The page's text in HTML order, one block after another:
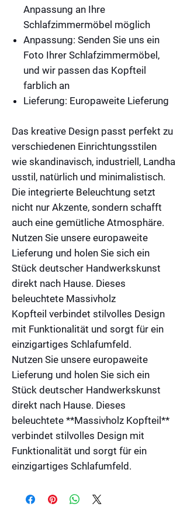
Anpassung an Ihre
Schlafzimmermöbel möglich
Anpassung: Senden Sie uns ein
Foto Ihrer Schlafzimmermöbel,
und wir passen das Kopfteil
farblich an
Lieferung: Europaweite Lieferung
Das kreative Design passt perfekt zu
verschiedenen Einrichtungsstilen
wie skandinavisch, industriell, Landha
usstil, natürlich und minimalistisch.
Die integrierte Beleuchtung setzt
nicht nur Akzente, sondern schafft
auch eine gemütliche Atmosphäre.
Nutzen Sie unsere europaweite
Lieferung und holen Sie sich ein
Stück deutscher Handwerkskunst
direkt nach Hause. Dieses
beleuchtete Massivholz
Kopfteil verbindet stilvolles Design
mit Funktionalität und sorgt für ein
einzigartiges Schlafumfeld.
Nutzen Sie unsere europaweite
Lieferung und holen Sie sich ein
Stück deutscher Handwerkskunst
direkt nach Hause. Dieses
beleuchtete **Massivholz Kopfteil**
verbindet stilvolles Design mit
Funktionalität und sorgt für ein
einzigartiges Schlafumfeld.